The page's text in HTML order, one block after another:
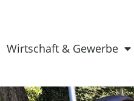
Wirtschaft & Gewerbe